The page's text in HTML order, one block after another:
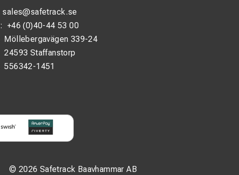
© 2026 Safetrack Baavhammar AB
sales@safetrack.se
+46 (0)40-44 53 00
Möllebergavägen 339-24
24593 Staffanstorp
556342-1451